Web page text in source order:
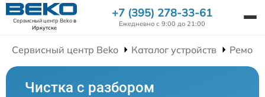
Сервисный центр Bekoв
Иркутске
+7 (395) 278-33-61
Ежедневно с 9:00 до 21:00
Сервисный центр Beko Каталог устройств
Чистка с разбором